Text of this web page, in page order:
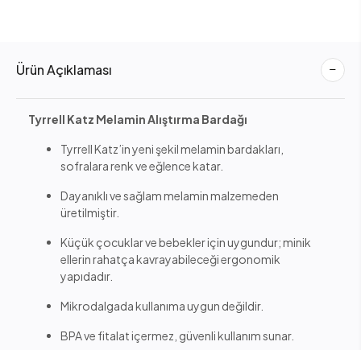
Ürün Açıklaması
Tyrrell Katz Melamin Alıştırma Bardağı
Tyrrell Katz’in yeni şekil melamin bardakları,
sofralara renk ve eğlence katar.
Dayanıklı ve sağlam melamin malzemeden
üretilmiştir.
Küçük çocuklar ve bebekler için uygundur; minik
ellerin rahatça kavrayabileceği ergonomik
yapıdadır.
Mikrodalgada kullanıma uygun değildir.
BPA ve fitalat içermez, güvenli kullanım sunar.